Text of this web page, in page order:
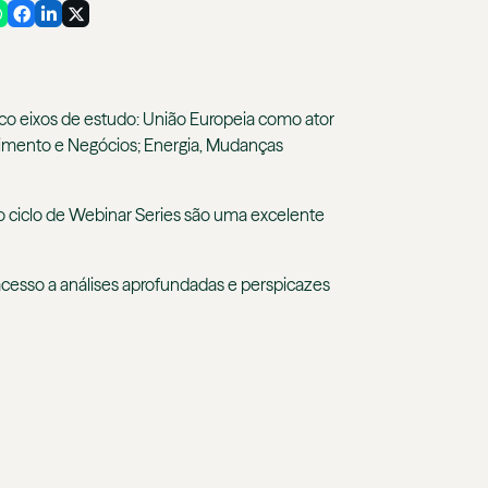
eixos de estudo: União Europeia como ator
e Negócios; Energia, Mudanças
de Webinar Series são uma excelente
a análises aprofundadas e perspicazes